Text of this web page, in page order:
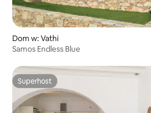
Dom w: Vathi
Samos Endless Blue
Superhost
Superhost